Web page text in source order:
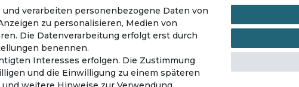
verarbeiten personenbezogene Daten von
zu personalisieren, Medien von
Die Datenverarbeitung erfolgt erst durch
benennen.
Interesses erfolgen. Die Zustimmung
und die Einwilligung zu einem späteren